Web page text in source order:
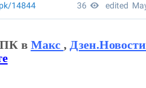
ПК в Макс , Дзен.Новости